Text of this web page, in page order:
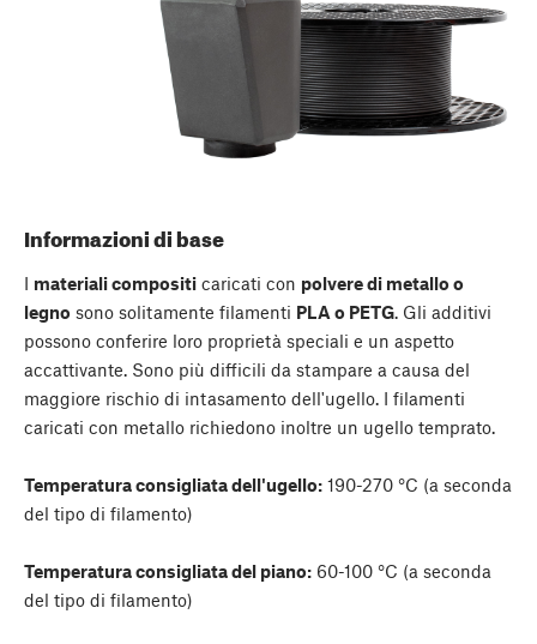
Informazioni di base
I materiali compositi caricati con polvere di metallo o
legno sono solitamente filamenti PLA o PETG. Gli additivi
possono conferire loro proprietà speciali e un aspetto
accattivante. Sono più difficili da stampare a causa del
maggiore rischio di intasamento dell'ugello. I filamenti
caricati con metallo richiedono inoltre un ugello temprato.
Temperatura consigliata dell'ugello: 190-270 °C (a seconda
del tipo di filamento)
Temperatura consigliata del piano: 60-100 °C (a seconda
del tipo di filamento)